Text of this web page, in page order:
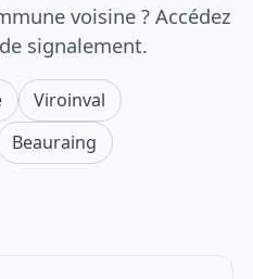
voisine ? Accédez
signalement.
Viroinval
Beauraing